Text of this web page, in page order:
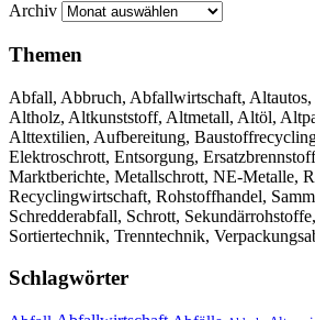
Archiv
Themen
Abfall, Abbruch, Abfallwirtschaft, Altautos,
Altholz, Altkunststoff, Altmetall, Altöl,
Alttextilien, Aufbereitung,
Elektroschrott, Entsorgung,
Marktberichte, Metallschrott, NE-Metalle,
Recyclingwirtschaft, Rohstoffhandel,
Schredderabfall, Schrott,
Sortiertechnik, Trenntechnik,
Schlagwörter